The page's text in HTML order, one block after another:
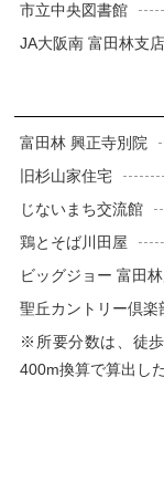
市立中央図書館
JA大阪南 富田林支店
富田林 興正寺別院
旧杉山家住宅
じないまち交流館
鶏とそば川田屋
ビッグジョー 富田
聖丘カントリー倶楽
※所要分数は、徒
400m換算で算出し